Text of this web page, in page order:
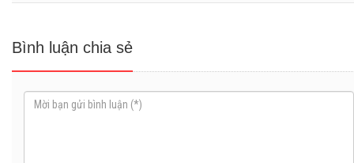
Bình luận chia sẻ